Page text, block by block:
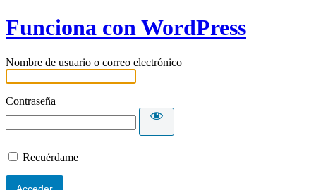
Funciona con WordPress
Nombre de usuario o correo electrónico
Contraseña
Recuérdame